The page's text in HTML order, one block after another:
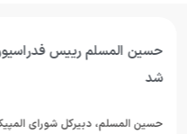
حسین المسلم رییس
شد
حسین المسلم، دبیرکل شورای المپیک